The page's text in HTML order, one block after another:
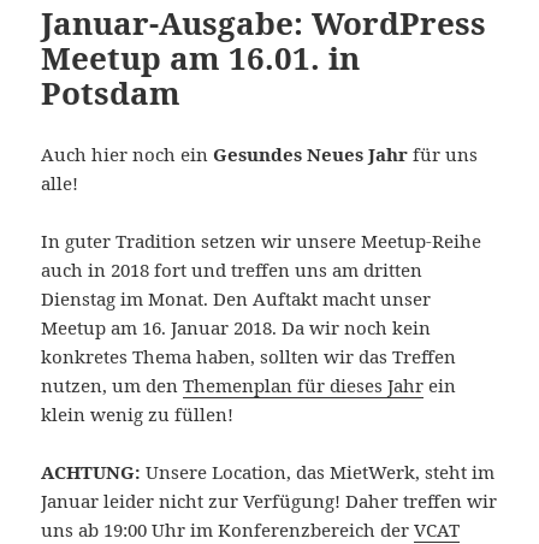
Januar-Ausgabe: WordPress
Meetup am 16.01. in
Potsdam
Auch hier noch einGesundes Neues Jahr für uns
alle!
In guter Tradition setzen wir unsere Meetup-Reihe
auch in 2018 fort und treffen uns am dritten
Dienstag im Monat. Den Auftakt macht unser
Meetup am 16. Januar 2018. Da wir noch kein
konkretes Thema haben, sollten wir das Treffen
nutzen, um denThemenplan für dieses Jahr ein
klein wenig zu füllen!
ACHTUNG: Unsere Location, das MietWerk, steht im
Januar leider nicht zur Verfügung! Daher treffen wir
uns ab 19:00 Uhr im Konferenzbereich derVCAT